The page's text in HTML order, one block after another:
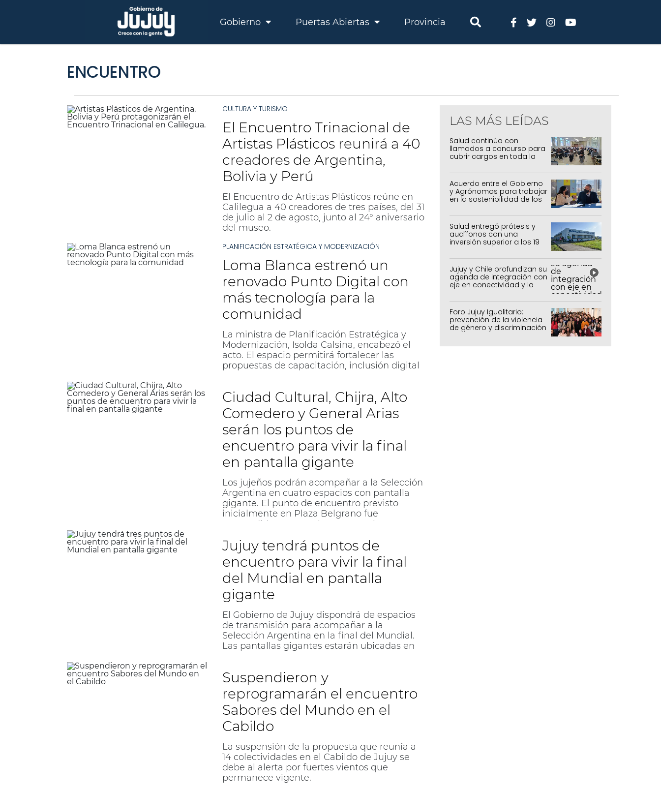
Gobierno Puertas Abiertas Provincia
ENCUENTRO
CULTURA Y TURISMO
El Encuentro Trinacional de
Artistas Plásticos reunirá a 40
creadores de Argentina,
Bolivia y Perú
El Encuentro de Artistas Plásticos reúne en
Calilegua a 40 creadores de tres países, del 31
de julio al 2 de agosto, junto al 24° aniversario
del museo.
PLANIFICACIÓN ESTRATÉGICA Y MODERNIZACIÓN
Loma Blanca estrenó un
renovado Punto Digital con
más tecnología para la
comunidad
La ministra de Planificación Estratégica y
Modernización, Isolda Calsina, encabezó el
acto. El espacio permitirá fortalecer las
propuestas de capacitación, inclusión digital
Ciudad Cultural, Chijra, Alto
Comedero y General Arias
serán los puntos de
encuentro para vivir la final
en pantalla gigante
Los jujeños podrán acompañar a la Selección
Argentina en cuatro espacios con pantalla
gigante. El punto de encuentro previsto
inicialmente en Plaza Belgrano fue
suspendido por cuestiones operativas.
Jujuy tendrá puntos de
encuentro para vivir la final
del Mundial en pantalla
gigante
El Gobierno de Jujuy dispondrá de espacios
de transmisión para acompañar a la
Selección Argentina en la final del Mundial.
Las pantallas gigantes estarán ubicadas en
Suspendieron y
reprogramarán el encuentro
Sabores del Mundo en el
Cabildo
La suspensión de la propuesta que reunía a
14 colectividades en el Cabildo de Jujuy se
debe al alerta por fuertes vientos que
permanece vigente.
LAS MÁS LEÍDAS
Salud continúa con
llamados a concurso para
cubrir cargos en toda la
Acuerdo entre el Gobierno
y Agrónomos para trabajar
en la sostenibilidad de los
agrícolas, pecuarios y
forestal
Salud entregó prótesis y
audífonos con una
inversión superior a los 19
millones de pesos
Jujuy y Chile profundizan su
agenda de integración con
eje en conectividad y la
mejora del Paso de Jama
Foro Jujuy Igualitario:
prevención de la violencia
de género y discriminación